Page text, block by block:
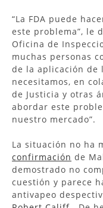
“La FDA puede
este problema”, le
Oficina de
muchas personas
de la aplicación de
necesitamos, en
de Justicia y otras
abordar este
nuestro mercado”.
La situación no ha
confirmación de
demostrado no
cuestión y parece
antivapeo